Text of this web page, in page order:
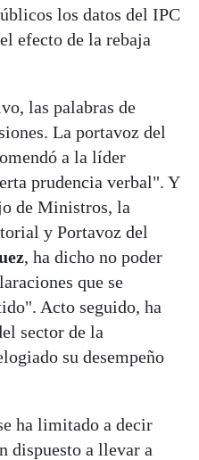
los datos del IPC
efecto de la rebaja
las palabras de
La portavoz del
a la líder
prudencia verbal". Y
de Ministros, la
y Portavoz del
, ha dicho no poder
que se
Acto seguido, ha
sector de la
su desempeño
ha limitado a decir
dispuesto a llevar a